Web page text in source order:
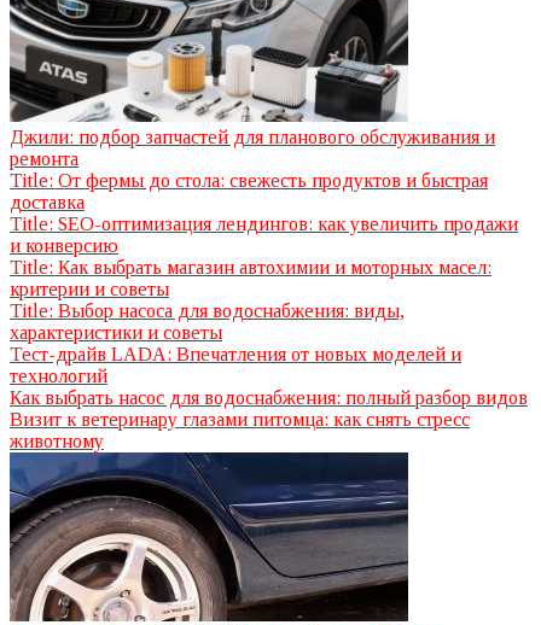
Джили: подбор запчастей для планового обслуживания и
ремонта
Title: От фермы до стола: свежесть продуктов и быстрая
доставка
Title: SEO-оптимизация лендингов: как увеличить продажи
и конверсию
Title: Как выбрать магазин автохимии и моторных масел:
критерии и советы
Title: Выбор насоса для водоснабжения: виды,
характеристики и советы
Тест-драйв LADA: Впечатления от новых моделей и
технологий
Как выбрать насос для водоснабжения: полный разбор видов
Визит к ветеринару глазами питомца: как снять стресс
животному